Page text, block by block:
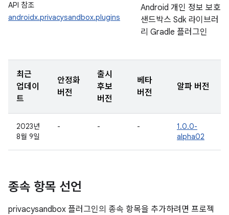
API 참조
androidx.privacysandbox.plugins
Android 개인 정보 보호
샌드박스 Sdk 라이브러
리 Gradle 플러그인
최근
업데이
트
안정화
버전
출시
후보
버전
베타
버전
알파 버전
2023년
8월 9일
- - -
1.0.0-
alpha02
종속 항목 선언
privacysandbox 플러그인의 종속 항목을 추가하려면 프로젝